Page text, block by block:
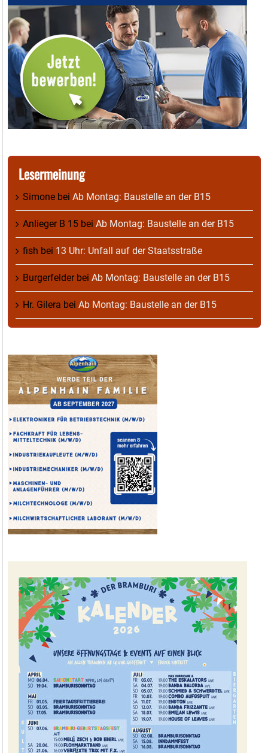
Lesermeinung
Simone bei Ab Montag: Baustelle an der B15
Anlieger B 15 bei Ab Montag: Baustelle an der B15
fish bei 13 Uhr: Unfall auf der Staatsstraße
Burgerfelderbei Ab Montag: Baustelle an der B15
Hr. Gilera bei Ab Montag: Baustelle an der B15